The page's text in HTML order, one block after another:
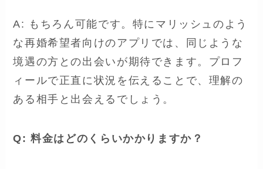
A: もちろん可能です。特にマリッシュのよう
な再婚希望者向けのアプリでは、同じような
境遇の方との出会いが期待できます。プロフ
ィールで正直に状況を伝えることで、理解の
ある相手と出会えるでしょう。
Q: 料金はどのくらいかかりますか？